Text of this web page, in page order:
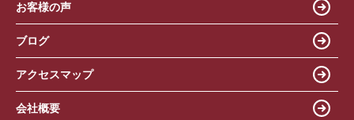
お客様の声
ブログ
アクセスマップ
会社概要